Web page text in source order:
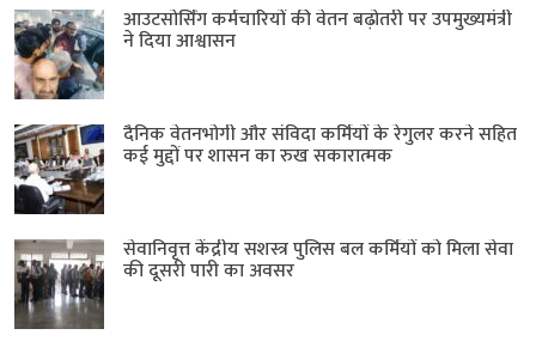
आउटसोर्सिंग कर्मचारियों की वेतन बढ़ोतरी पर उपमुख्यमंत्री
ने दिया आश्वासन
दैनिक वेतनभोगी और संविदा कर्मियों के रेगुलर करने सहित
कई मुद्दों पर शासन का रुख सकारात्मक
सेवानिवृत्त केंद्रीय सशस्त्र पुलिस बल ​कर्मियों को मिला सेवा
की दूसरी पारी का अवसर